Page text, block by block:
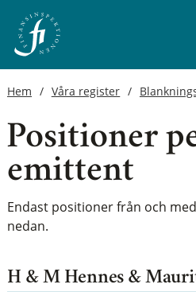
Hem Våra register
Positioner
emittent
Endast positioner från och
nedan.
H & M Hennes &